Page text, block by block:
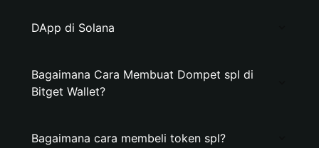
DApp di Solana
Bagaimana Cara Membuat Dompet spl di
Bitget Wallet?
Bagaimana cara membeli token spl?